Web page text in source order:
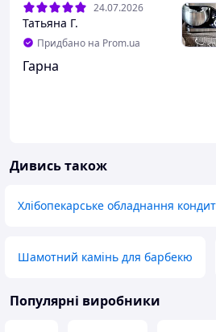
24.07.2026
Татьяна Г.
Придбано на Prom.ua
Гарна
Дивись також
Хлібопекарське обладнання
Шамотний камінь для барбекю
Популярні виробники